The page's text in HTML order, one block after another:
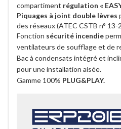
compartiment régulation «
Piquages à joint double lèvres
des réseaux (ATEC CSTB n° 13-
Fonction sécurité incendie
ventilateurs de soufflage et de
Bac à condensats intégré et
pour uneinstallation aisée.
Gamme 100% PLUG&PLAY.